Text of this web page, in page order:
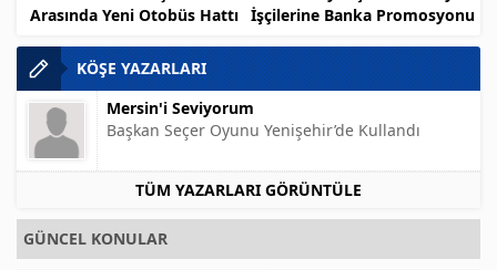
Arasında Yeni Otobüs Hattı İşçilerine Banka Promosyonu
KÖŞE YAZARLARI
Mersin'i Seviyorum
Başkan Seçer Oyunu Yenişehir’de Kullandı
TÜM YAZARLARI GÖRÜNTÜLE
GÜNCEL KONULAR